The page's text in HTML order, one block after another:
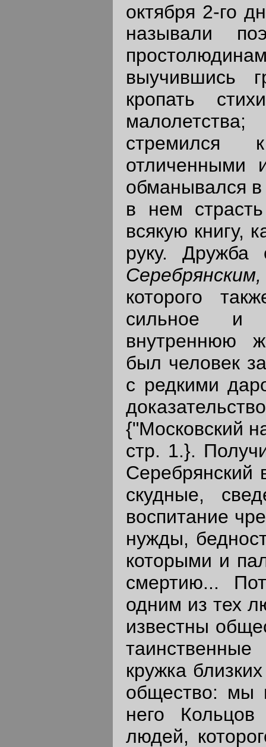
октября 2-го
называли
выучившись
кропать
отличенными
обманывался
в нем
всякую книгу,
руку.
Серебрян
которого
сильное и
внутреннюю
был человек
с редкими
{"Московский
стр. 1.}.
Серебрянский
скудные,
воспитание
нужды,
которыми и
смертию...
одним из тех
известны
кружка
общество: мы
него
людей,